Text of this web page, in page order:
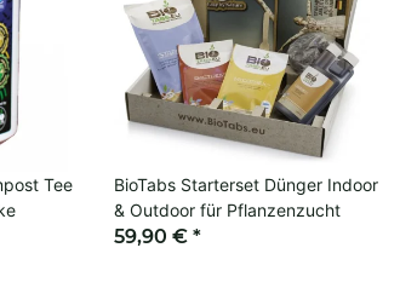
Tee
BioTabs Starterset Dünger Indoor
& Outdoor für Pflanzenzucht
59,90 € *